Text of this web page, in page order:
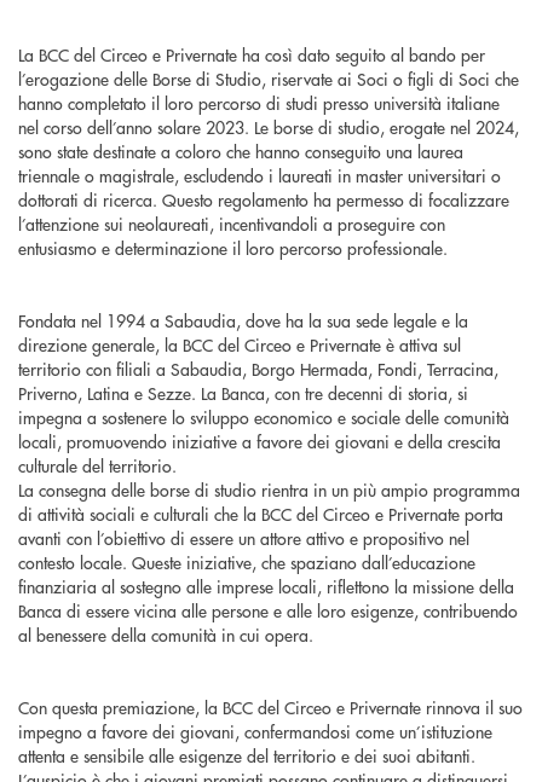
La BCC del Circeo e Privernate ha così dato seguito al bando per
l’erogazione delle Borse di Studio, riservate ai Soci o figli di Soci che
hanno completato il loro percorso di studi presso università italiane
nel corso dell’anno solare 2023. Le borse di studio, erogate nel 2024,
sono state destinate a coloro che hanno conseguito una laurea
triennale o magistrale, escludendo i laureati in master universitari o
dottorati di ricerca. Questo regolamento ha permesso di focalizzare
l’attenzione sui neolaureati, incentivandoli a proseguire con
entusiasmo e determinazione il loro percorso professionale.
Fondata nel 1994 a Sabaudia, dove ha la sua sede legale e la
direzione generale, la BCC del Circeo e Privernate è attiva sul
territorio con filiali a Sabaudia, Borgo Hermada, Fondi, Terracina,
Priverno, Latina e Sezze. La Banca, con tre decenni di storia, si
impegna a sostenere lo sviluppo economico e sociale delle comunità
locali, promuovendo iniziative a favore dei giovani e della crescita
culturale del territorio.
La consegna delle borse di studio rientra in un più ampio programma
di attività sociali e culturali che la BCC del Circeo e Privernate porta
avanti con l’obiettivo di essere un attore attivo e propositivo nel
contesto locale. Queste iniziative, che spaziano dall’educazione
finanziaria al sostegno alle imprese locali, riflettono la missione della
Banca di essere vicina alle persone e alle loro esigenze, contribuendo
al benessere della comunità in cui opera.
Con questa premiazione, la BCC del Circeo e Privernate rinnova il suo
impegno a favore dei giovani, confermandosi come un’istituzione
attenta e sensibile alle esigenze del territorio e dei suoi abitanti.